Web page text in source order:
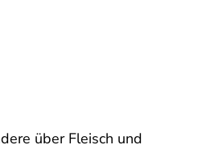
über Fleisch und